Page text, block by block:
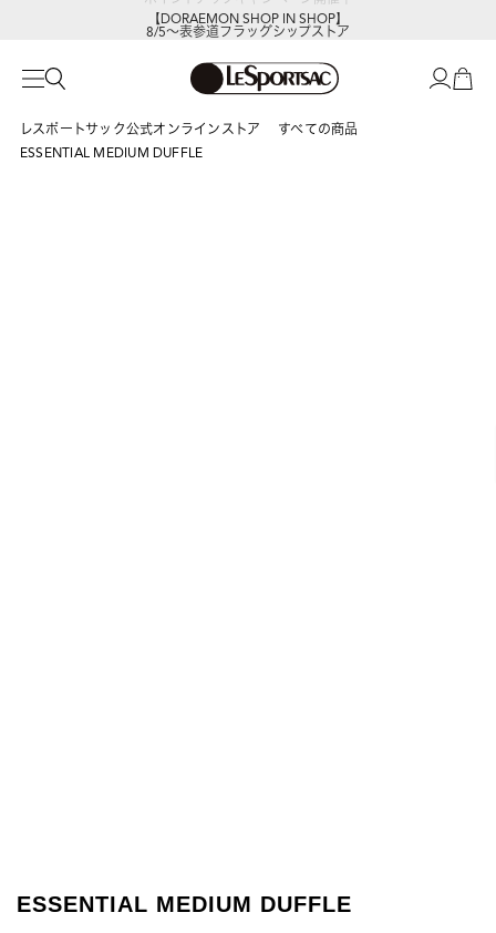
【DORAEMON SHOP IN SHOP】
8/5～表参道フラッグシップストア
レスポートサック公式オンラインストア
すべての商品
ESSENTIAL MEDIUM DUFFLE
ESSENTIAL MEDIUM DUFFLE